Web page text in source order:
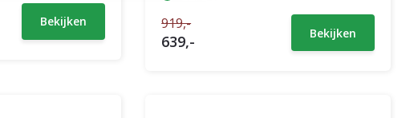
Bekijken 919,-
639,- Bekijken